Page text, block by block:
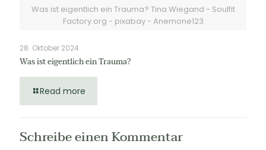
Was ist eigentlich ein Trauma? Tina Wiegand - Soulfit
Factory.org - pixabay - Anemone123
28. Oktober 2024
Was ist eigentlich ein Trauma?
Read more
Schreibe einen Kommentar